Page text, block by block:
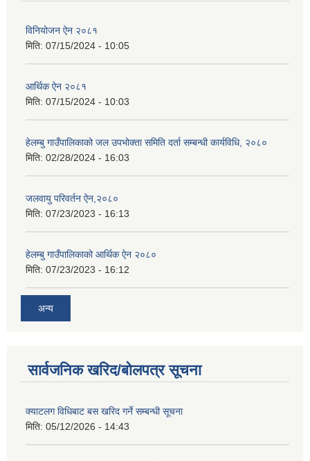
विनियोजन ऐन २०८१
मिति: 07/15/2024 - 10:05
आर्थिक ऐन २०८१
मिति: 07/15/2024 - 10:03
हेलम्बु गाउँपालिकाको जल उपभोक्ता समिति दर्ता सम्बन्धी कार्यविधि, २०८०
मिति: 02/28/2024 - 16:03
जलवायु परिवर्तन ऐन,२०८०
मिति: 07/23/2023 - 16:13
हेलम्बु गाउँपालिकाको आर्थिक ऐन २०८०
मिति: 07/23/2023 - 16:12
अन्य
सार्वजनिक खरिद/बोलपत्र सूचना
क्याटलग विधिबाट बस खरिद गर्ने सम्बन्धी सूचना
मिति: 05/12/2026 - 14:43